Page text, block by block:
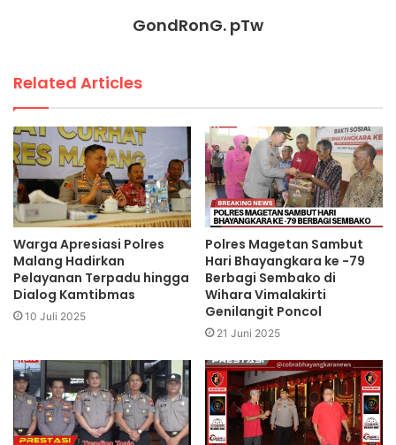
GondRonG. pTw
Related Articles
Warga Apresiasi Polres
Malang Hadirkan
Pelayanan Terpadu hingga
Dialog Kamtibmas
10 Juli 2025
Polres Magetan Sambut
Hari Bhayangkara ke -79
Berbagi Sembako di
Wihara Vimalakirti
Genilangit Poncol
21 Juni 2025